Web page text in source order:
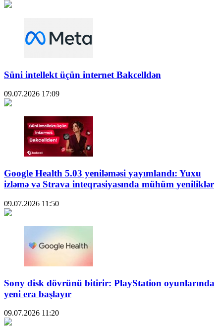
Süni intellekt üçün internet Bakcelldən
09.07.2026 17:09
Google Health 5.03 yeniləməsi yayımlandı: Yuxu
izləmə və Strava inteqrasiyasında mühüm yeniliklər
09.07.2026 11:50
Sony disk dövrünü bitirir: PlayStation oyunlarında
yeni era başlayır
09.07.2026 11:20